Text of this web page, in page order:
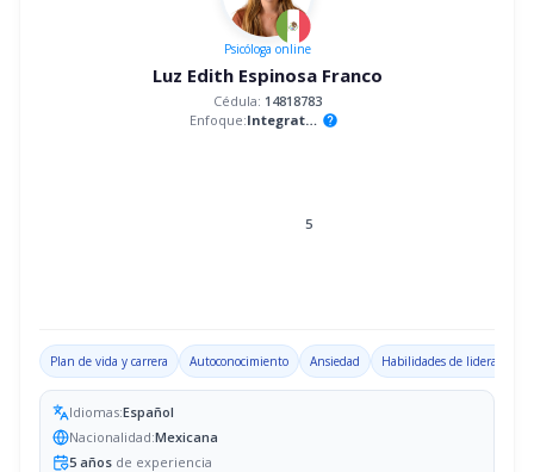
Psicóloga online
Luz Edith Espinosa Franco
Cédula: 14818783
Enfoque:
Integrativo help
5
Plan de vida y carrera Autoconocimiento Ansiedad Habilidades de liderazgo
Idiomas:Español
Nacionalidad:Mexicana
5 años de experiencia